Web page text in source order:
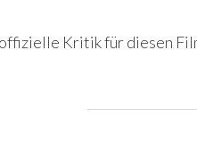
Kritik für diesen